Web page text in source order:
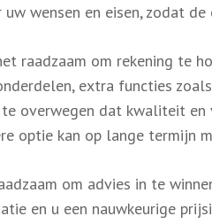
wensen en eisen, zodat
raadzaam om rekening te
extra functies
overwegen dat kwaliteit en
optie kan op lange termijn
om advies in te
en u een nauwkeurige